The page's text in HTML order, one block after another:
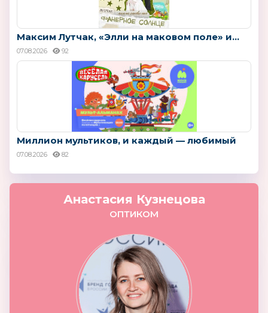
Максим Лутчак, «Элли на маковом поле» и...
07.08.2026 92
Миллион мультиков, и каждый — любимый
07.08.2026 82
Анастасия Кузнецова
ОПТИКОМ